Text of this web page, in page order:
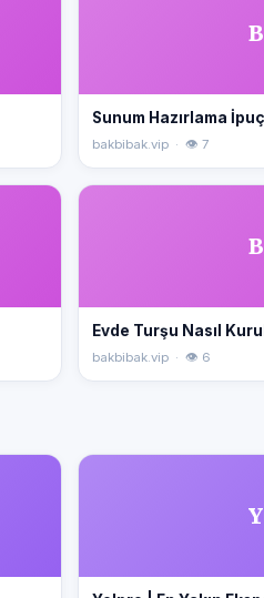
Sunum Hazırlama
bakbibak.vip · 👁 7
Evde Turşu Nasıl
bakbibak.vip · 👁 6